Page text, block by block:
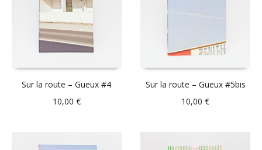
Sur la route – Gueux #4
10,00 €
Sur la route – Gueux #5bis
10,00€